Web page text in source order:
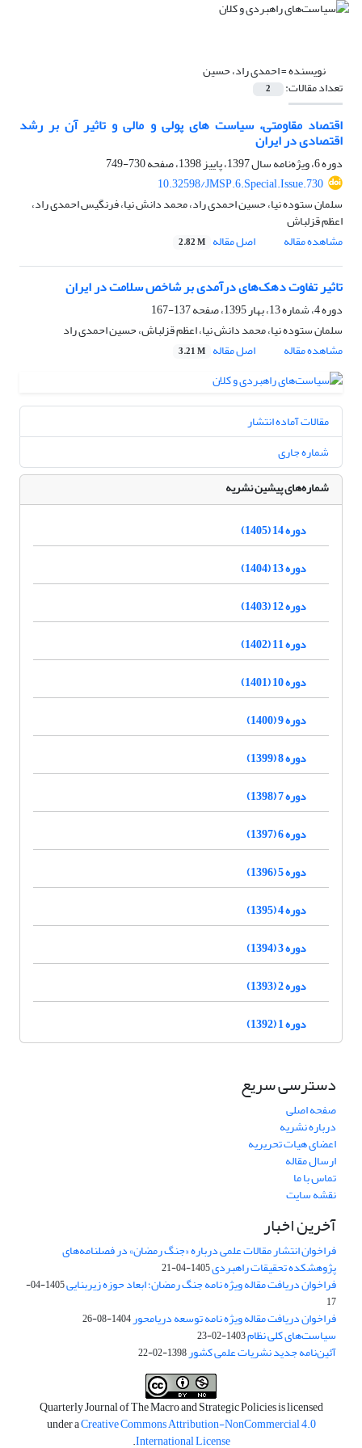
نویسنده =احمدی راد، حسین
تعداد مقالات: 2
اقتصاد مقاومتی، سیاست های پولی و مالی و تاثیر آن بر رشد
اقتصادی در ایران
دوره 6، ویژه‌نامه سال 1397، پاییز 1398، صفحه
730-749
10.32598/JMSP.6.Special.Issue.730
سلمان ستوده نیا، حسین احمدی راد، محمد دانش نیا، فرنگیس احمدی راد،
اعظم قزلباش
مشاهده مقاله
اصل مقاله 2.82 M
تاثیر تفاوت دهک‌های درآمدی بر شاخص سلامت در ایران
دوره 4، شماره 13، بهار 1395، صفحه
137-167
سلمان ستوده نیا، محمد دانش نیا، اعظم قزلباش، حسین احمدی راد
مشاهده مقاله
اصل مقاله 3.21 M
مقالات آماده انتشار
شماره جاری
شماره‌های پیشین نشریه
دوره 14 (1405)
دوره 13 (1404)
دوره 12 (1403)
دوره 11 (1402)
دوره 10 (1401)
دوره 9 (1400)
دوره 8 (1399)
دوره 7 (1398)
دوره 6 (1397)
دوره 5 (1396)
دوره 4 (1395)
دوره 3 (1394)
دوره 2 (1393)
دوره 1 (1392)
دسترسی سریع
صفحه اصلی
درباره نشریه
اعضای هیات تحریریه
ارسال مقاله
تماس با ما
نقشه سایت
آخرین اخبار
فراخوان انتشار مقالات علمی درباره «جنگ رمضان» در فصلنامه‌های
پژوهشکده تحقیقات راهبردی1405-04-21
فراخوان دریافت مقاله ویژه نامه جنگ رمضان؛ ابعاد حوزه زیربنایی
1405-04-
17
فراخوان دریافت مقاله ویژه نامه توسعه دریامحور1404-08-26
سیاست‌های کلی نظام1403-02-23
آئین‌نامه جدید نشریات علمی کشور1398-02-22
Quarterly Journal of The Macro and Strategic Policies is licensed
under aCreative Commons Attribution-NonCommercial 4.0
International License
.